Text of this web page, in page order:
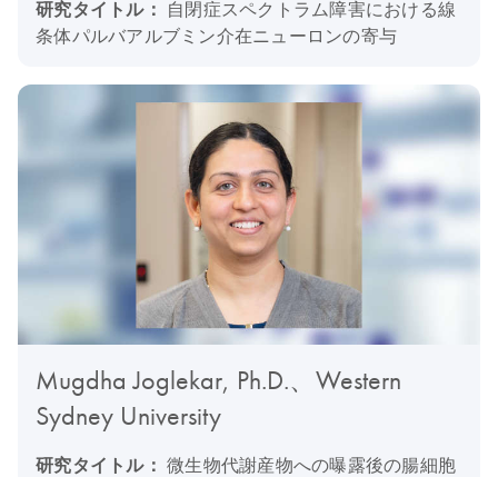
研究タイトル： 自閉症スペクトラム障害における線
条体パルバアルブミン介在ニューロンの寄与
Mugdha Joglekar, Ph.D.、Western
Sydney University
研究タイトル： 微生物代謝産物への曝露後の腸細胞